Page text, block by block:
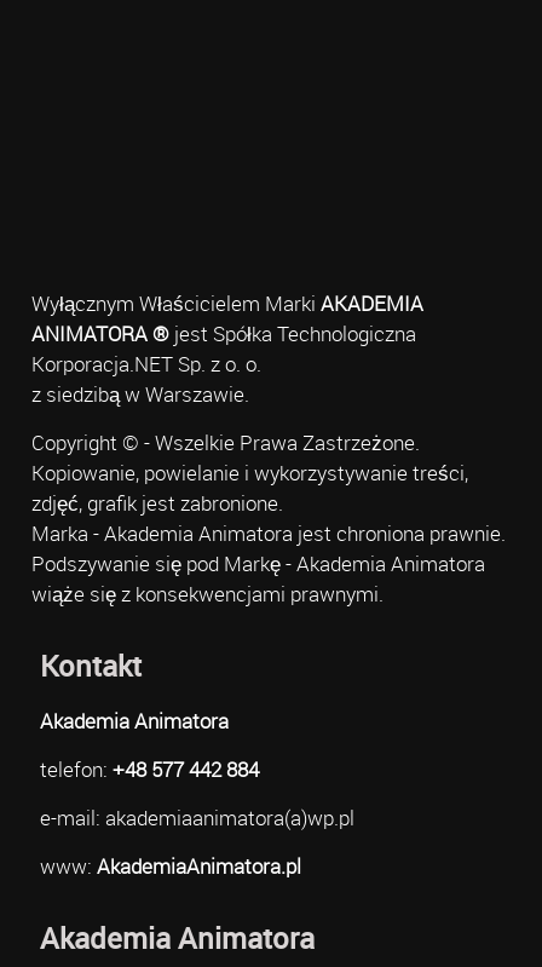
Wyłącznym Właścicielem Marki AKADEMIA
ANIMATORA ®jest Spółka Technologiczna
Korporacja.NET Sp. z o. o.
z siedzibą w Warszawie.
Copyright © - Wszelkie Prawa Zastrzeżone.
Kopiowanie, powielanie i wykorzystywanie treści,
zdjęć, grafik jest zabronione.
Marka - Akademia Animatora jest chroniona prawnie.
Podszywanie się pod Markę - Akademia Animatora
wiąże się z konsekwencjami prawnymi.
Kontakt
Akademia Animatora
telefon: +48 577 442 884
e-mail: akademiaanimatora(a)wp.pl
www: AkademiaAnimatora.pl
Akademia Animatora